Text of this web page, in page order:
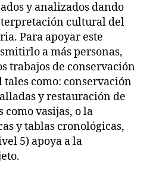
y analizados dando
cultural del
Para apoyar este
a más personas,
trabajos de conservación
como: conservación
y restauración de
como vasijas, o la
y tablas cronológicas,
5) apoya a la